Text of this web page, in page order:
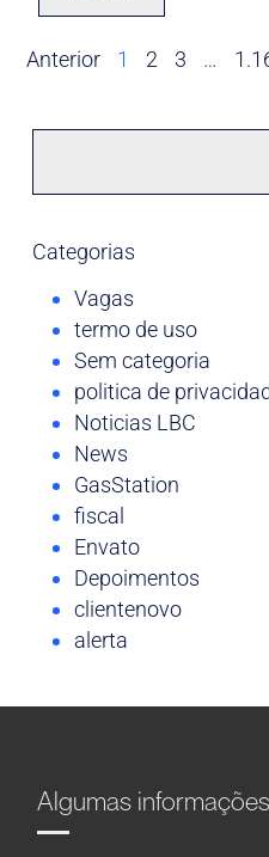
Anterior 1 2 3 …
Categorias
Vagas
termo de uso
Sem categoria
politica de
Noticias LBC
News
GasStation
fiscal
Envato
Depoimentos
clientenovo
alerta
Algumas informações